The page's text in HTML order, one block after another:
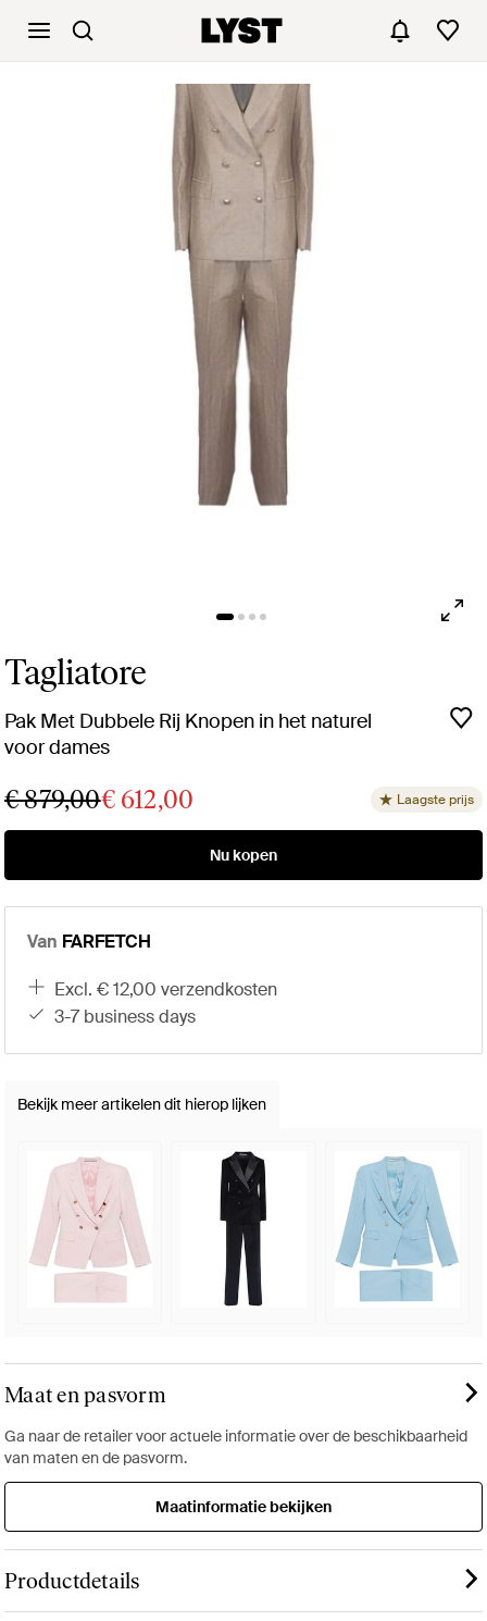
Tagliatore
Pak Met Dubbele Rij Knopen in het naturel
voor dames
€ 879,00€ 612,00 Laagste prijs
Nu kopen
Van FARFETCH
excl. € 12,00 verzendkosten
3-7 business days
Bekijk meer artikelen dit hierop lijken
Maat en pasvorm
Ga naar de retailer voor actuele informatie over de beschikbaarheid
van maten en de pasvorm.
Maatinformatie bekijken
Productdetails